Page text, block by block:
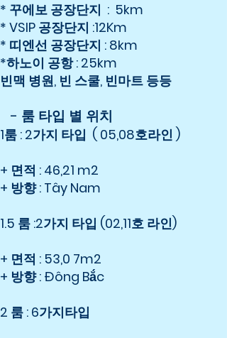
* 꾸에보 공장단지 : 5km
* VSIP 공장단지 :12Km
* 띠엔선 공장단지 : 8km
*하노이 공항 : 25km
빈맥 병원, 빈 스쿨, 빈마트 등등
- 룸 타입 별 위치
1룸 : 2가지 타입 ( 05,08호라인 )
+ 면적 : 46,21 m2
+ 방향 : Tây Nam
1.5 룸 :2가지 타입 (02,11호 라인)
+ 면적 : 53,0 7m2
+ 방향 : Đông Bắc
2 룸 : 6가지타입